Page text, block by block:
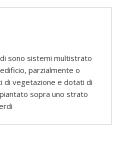
sono sistemi multistrato
parzialmente o
di vegetazione e dotati di
sopra uno strato